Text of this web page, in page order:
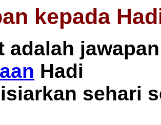
kepada
adalah
Hadi
sehari